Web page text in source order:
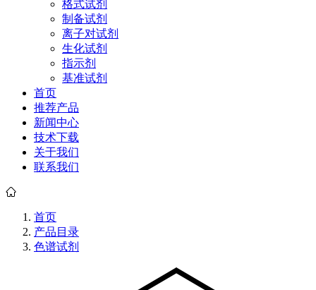
格式试剂
制备试剂
离子对试剂
生化试剂
指示剂
基准试剂
首页
推荐产品
新闻中心
技术下载
关于我们
联系我们
首页
产品目录
色谱试剂